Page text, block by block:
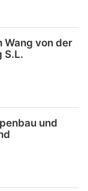
Wang von der
S.L.
und